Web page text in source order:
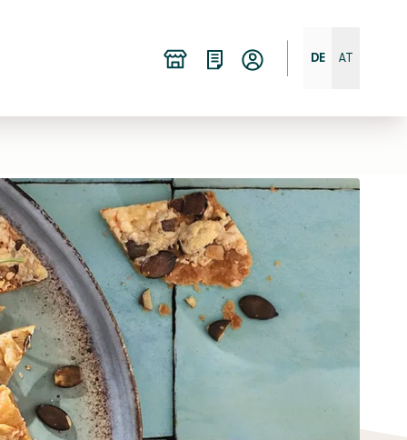
DE AT